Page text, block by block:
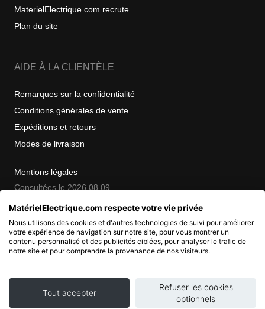
MaterielElectrique.com recrute
Plan du site
AIDE À LA CLIENTÈLE
Remarques sur la confidentialité
Conditions générales de vente
Expéditions et retours
Modes de livraison
Mentions légales
Consultées le 2026 08 09
COPYRIGHT
© 2007 - 2026 Nimbanet
MatérielElectrique.com respecte votre vie privée
Nous utilisons des cookies et d'autres technologies de suivi pour améliorer
votre expérience de navigation sur notre site, pour vous montrer un
contenu personnalisé et des publicités ciblées, pour analyser le trafic de
notre site et pour comprendre la provenance de nos visiteurs.
Tout accepter
Refuser les cookies
optionnels